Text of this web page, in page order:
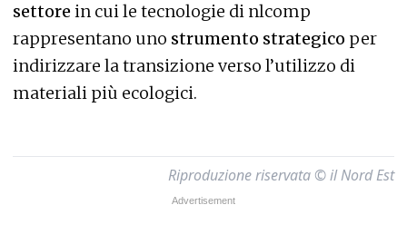
settore in cui le tecnologie di nlcomp
rappresentano uno strumento strategico per
indirizzare la transizione verso l’utilizzo di
materiali più ecologici.
Riproduzione riservata © il Nord Est